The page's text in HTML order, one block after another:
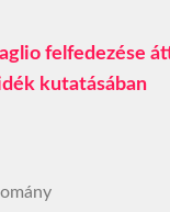
felfedezése
kutatásában